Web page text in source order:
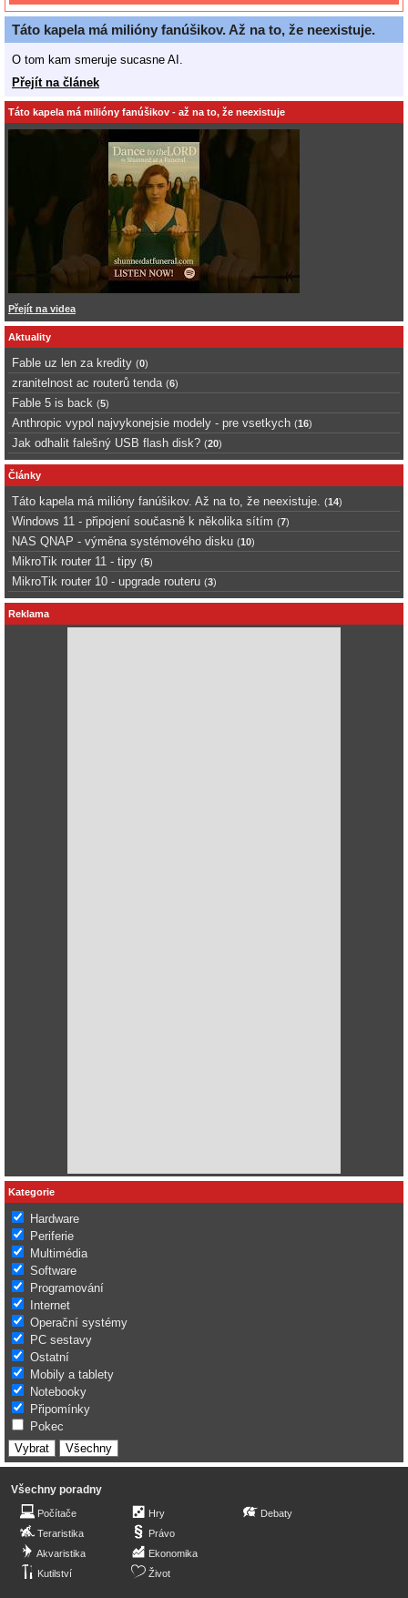
Táto kapela má milióny fanúšikov. Až na to, že neexistuje.
O tom kam smeruje sucasne AI.
Přejít na článek
Táto kapela má milióny fanúšikov - až na to, že neexistuje
Přejít na videa
Aktuality
Fable uz len za kredity (0)
zranitelnost ac routerů tenda (6)
Fable 5 is back (5)
Anthropic vypol najvykonejsie modely - pre vsetkych (16)
Jak odhalit falešný USB flash disk? (20)
Články
Táto kapela má milióny fanúšikov. Až na to, že neexistuje. (14)
Windows 11 - připojení současně k několika sítím (7)
NAS QNAP - výměna systémového disku (10)
MikroTik router 11 - tipy (5)
MikroTik router 10 - upgrade routeru (3)
Reklama
Kategorie
Hardware
Periferie
Multimédia
Software
Programování
Internet
Operační systémy
PC sestavy
Ostatní
Mobily a tablety
Notebooky
Připomínky
Pokec
Všechny poradny
Počítače
Teraristika
Akvaristika
Kutilství
Hry
Právo
Ekonomika
Život
Debaty